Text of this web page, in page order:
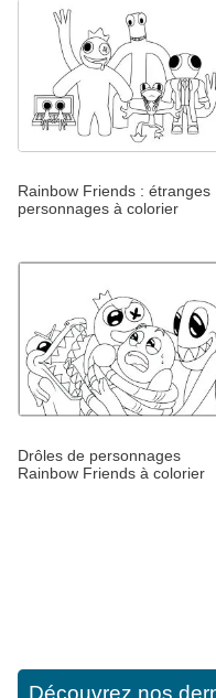
Rainbow Friends : étranges
personnages à colorier
Drôles de personnages
Rainbow Friends à colorier
Découvrez nos